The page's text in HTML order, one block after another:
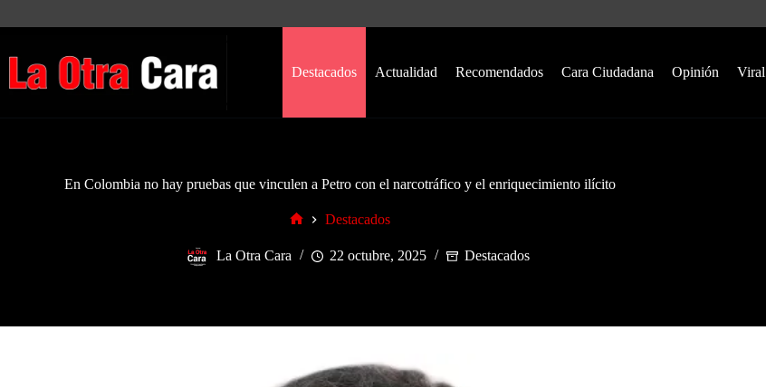
Destacados Actualidad Recomendados Cara Ciudadana Opinión Viral
En Colombia no hay pruebas que vinculen a Petro con el narcotráfico y el enriquecimiento ilícito
Destacados
La Otra Cara 22 octubre, 2025 Destacados